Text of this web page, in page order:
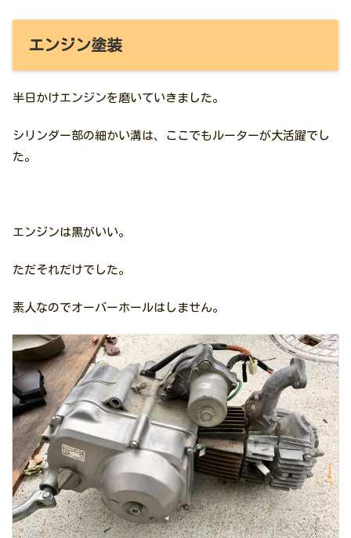
エンジン塗装
半日かけエンジンを磨いていきました。
シリンダー部の細かい溝は、ここでもルーターが大活躍でし
た。
エンジンは黒がいい。
ただそれだけでした。
素人なのでオーバーホールはしません。